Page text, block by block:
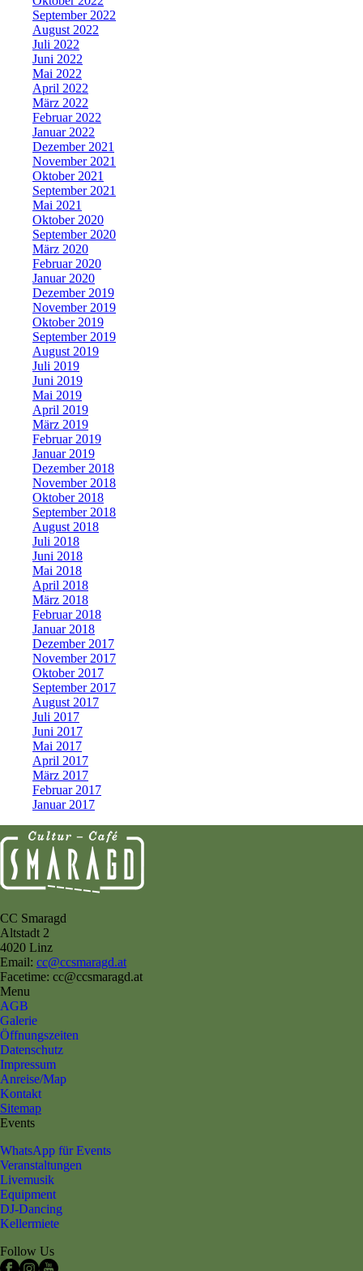
September 2022
August 2022
Juli 2022
Juni 2022
Mai 2022
April 2022
März 2022
Februar 2022
Januar 2022
Dezember 2021
November 2021
Oktober 2021
September 2021
Mai 2021
Oktober 2020
September 2020
März 2020
Februar 2020
Januar 2020
Dezember 2019
November 2019
Oktober 2019
September 2019
August 2019
Juli 2019
Juni 2019
Mai 2019
April 2019
März 2019
Februar 2019
Januar 2019
Dezember 2018
November 2018
Oktober 2018
September 2018
August 2018
Juli 2018
Juni 2018
Mai 2018
April 2018
März 2018
Februar 2018
Januar 2018
Dezember 2017
November 2017
Oktober 2017
September 2017
August 2017
Juli 2017
Juni 2017
Mai 2017
April 2017
März 2017
Februar 2017
Januar 2017
CC Smaragd
Altstadt 2
4020 Linz
Email: cc@ccsmaragd.at
Facetime: cc@ccsmaragd.at
Menu
AGB
Galerie
Öffnungszeiten
Datenschutz
Impressum
Anreise/Map
Kontakt
Sitemap
Events
WhatsApp für Events
Veranstaltungen
Livemusik
Equipment
DJ-Dancing
Kellermiete
Follow Us